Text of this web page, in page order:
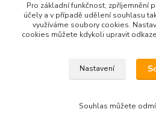
Vytvořeno na
Pro základní funkčnost, zpříjemnění
účely a v případě udělení souhlasu
využíváme soubory cookies.
cookies můžete kdykoli upravit
Nastavení
Souhlas můžete